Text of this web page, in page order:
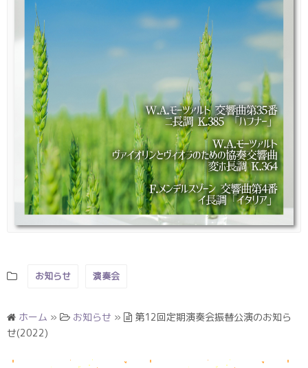
お知らせ 演奏会
ホーム » お知らせ »
第12回定期演奏会振替公演のお知ら
せ(2022)